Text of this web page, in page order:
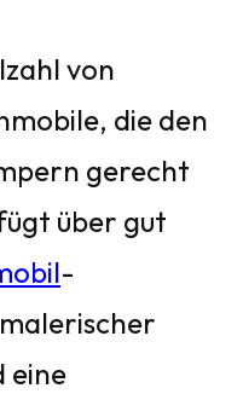
von
die den
gerecht
über gut
-
eine